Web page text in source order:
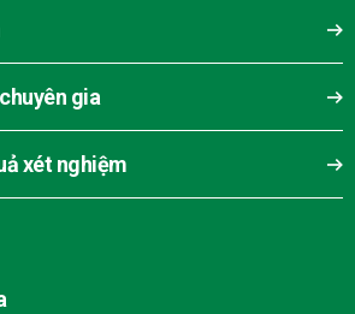
gia
xét nghiệm